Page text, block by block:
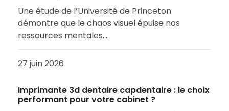
Une étude de l’Université de Princeton
démontre que le chaos visuel épuise nos
ressources mentales.…
27 juin 2026
Imprimante 3d dentaire capdentaire : le choix
performant pour votre cabinet ?